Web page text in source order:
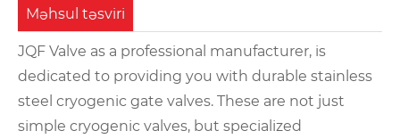
Məhsul təsviri
JQF Valve as a professional manufacturer, is
dedicated to providing you with durable stainless
steel cryogenic gate valves. These are not just
simple cryogenic valves, but specialized